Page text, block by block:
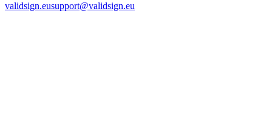
validsign.eusupport@validsign.eu